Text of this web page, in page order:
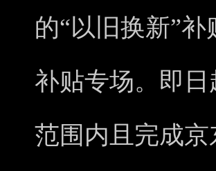
的“以旧换新”
补贴专场。即
范围内且完成